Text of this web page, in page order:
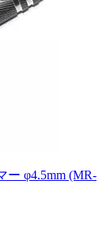
ー φ4.5mm (MR-